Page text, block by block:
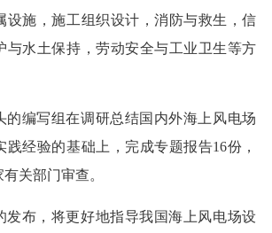
设施，施工组织设计，消防与救生，信
与水土保持，劳动安全与工业卫生等方
的编写组在调研总结国内外海上风电场
践经验的基础上，完成专题报告16份，
关部门审查。
发布，将更好地指导我国海上风电场设